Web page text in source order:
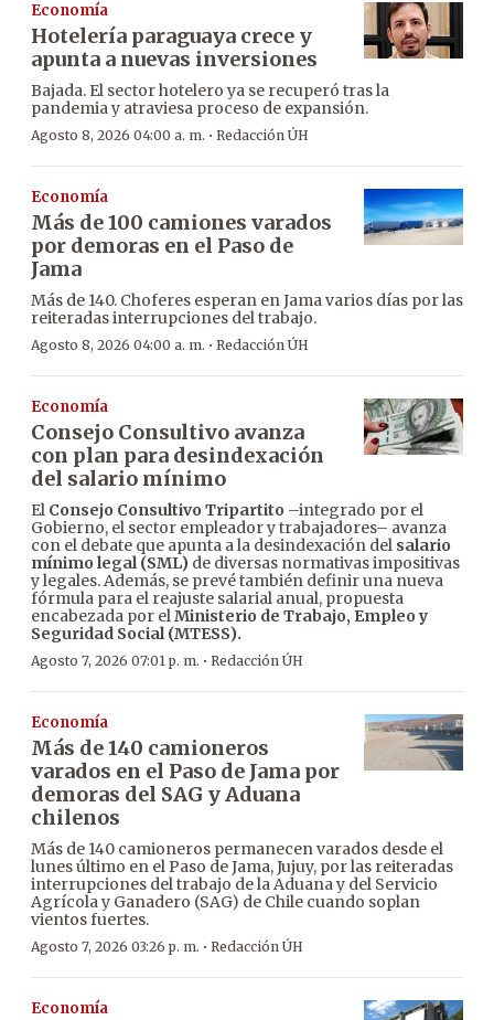
Economía
Hotelería paraguaya crece y
apunta a nuevas inversiones
Bajada. El sector hotelero ya se recuperó tras la
pandemia y atraviesa proceso de expansión.
Agosto 8, 2026 04:00 a. m. · Redacción ÚH
Economía
Más de 100 camiones varados
por demoras en el Paso de
Jama
Más de 140. Choferes esperan en Jama varios días por las
reiteradas interrupciones del trabajo.
Agosto 8, 2026 04:00 a. m. · Redacción ÚH
Economía
Consejo Consultivo avanza
con plan para desindexación
del salario mínimo
El Consejo Consultivo Tripartito –integrado por el
Gobierno, el sector empleador y trabajadores– avanza
con el debate que apunta a la desindexación del salario
mínimo legal (SML) de diversas normativas impositivas
y legales. Además, se prevé también definir una nueva
fórmula para el reajuste salarial anual, propuesta
encabezada por elMinisterio de Trabajo, Empleo y
Seguridad Social (MTESS).
Agosto 7, 2026 07:01 p. m. · Redacción ÚH
Economía
Más de 140 camioneros
varados en el Paso de Jama por
demoras del SAG y Aduana
chilenos
Más de 140 camioneros permanecen varados desde el
lunes último en el Paso de Jama, Jujuy, por las reiteradas
interrupciones del trabajo de la Aduana y del Servicio
Agrícola y Ganadero (SAG) de Chile cuando soplan
vientos fuertes.
Agosto 7, 2026 03:26 p. m. · Redacción ÚH
Economía